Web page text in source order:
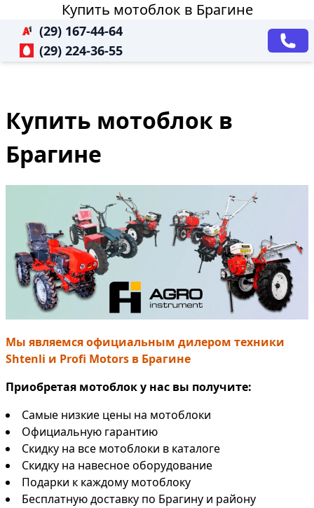
Купить мотоблок в Брагине
(29) 167-44-64
(29) 224-36-55
Купить мотоблок в
Брагине
Мы являемся официальным дилером техники
Shtenli и Profi Motors в Брагине
Приобретая мотоблок у нас вы получите:
Самые низкие цены на мотоблоки
Официальную гарантию
Скидку на все мотоблоки в каталоге
Скидку на навесное оборудование
Подарки к каждому мотоблоку
Бесплатную доставку по Брагину и району